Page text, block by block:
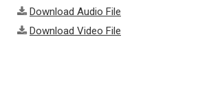
Download Audio File
Download Video File